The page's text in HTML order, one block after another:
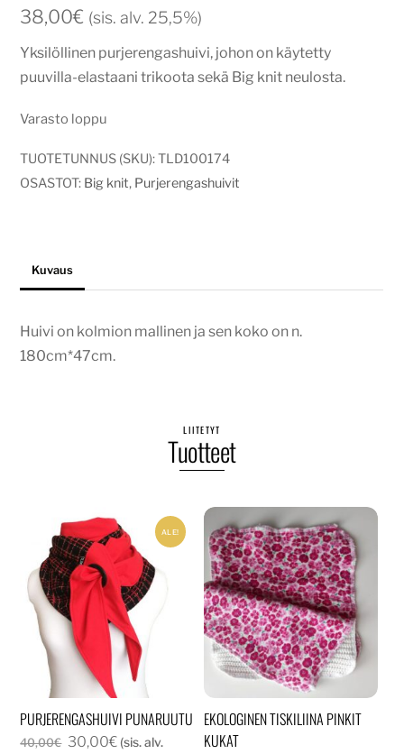
38,00€ (sis. alv. 25,5%)
Yksilöllinen purjerengashuivi, johon on käytetty
puuvilla-elastaani trikoota sekä Big knit neulosta.
Varasto loppu
TUOTETUNNUS (SKU):TLD100174
OSASTOT: Big knit, Purjerengashuivit
Kuvaus
Huivi on kolmion mallinen ja sen koko on n.
180cm*47cm.
LIITETYT
Tuotteet
ALE!
PURJERENGASHUIVI PUNARUUTU
40,00€ Alkuperäinen
30,00€Nykyinen
(sis. alv.
EKOLOGINEN TISKILIINA PINKIT
KUKAT